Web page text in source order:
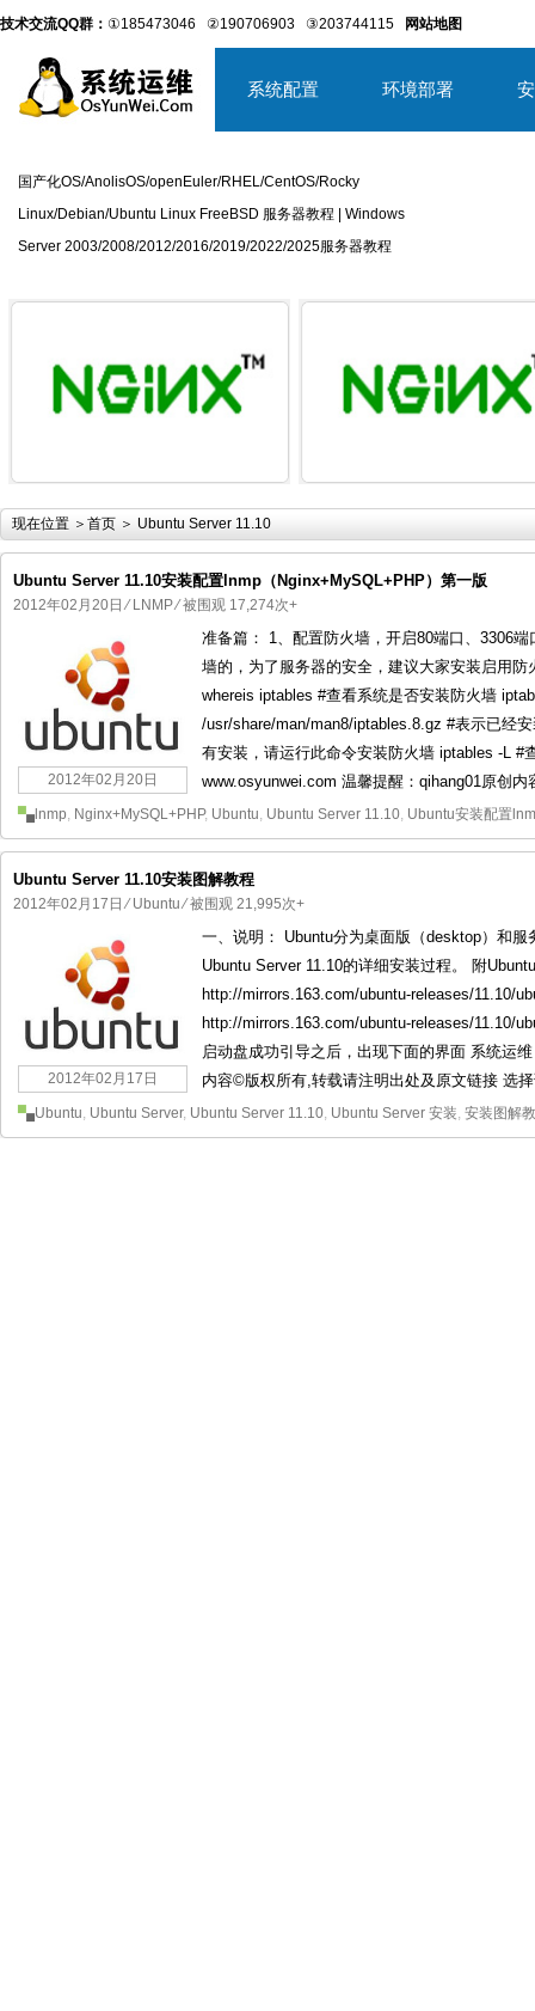
技术交流QQ群： ①185473046 ②190706903 ③203744115 网站地图
系统配置 环境部署
国产化OS/AnolisOS/openEuler/RHEL/CentOS/Rocky
Linux/Debian/Ubuntu Linux FreeBSD 服务器教程 | Windows
Server 2003/2008/2012/2016/2019/2022/2025服务器教程
国产化操作系统欧拉openEuler编
现在位置 ＞ 首页 ＞ Ubuntu Server 11.10
Ubuntu Server 11.10安装配置lnmp（Nginx+MySQL+PHP）第一版
2012年02月20日 ⁄ LNMP⁄ 被围观 17,274次+
2012年02月20日
准备篇： 1、配置防火墙，开启80端口、3306
墙的，为了服务器的安全，建议大家安装启用
whereis iptables #查看系统是否安装防火墙
/usr/share/man/man8/iptables.8.gz #表示已经
有安装，请运行此命令安装防火墙 iptables -L #
www.osyunwei.com 温馨提醒：qihang01原创内
lnmp, Nginx+MySQL+PHP, Ubuntu, Ubuntu Server 11.10, Ubuntu安装配置
Ubuntu Server 11.10安装图解教程
2012年02月17日 ⁄Ubuntu⁄ 被围观 21,995次+
2012年02月17日
一、说明： Ubuntu分为桌面版（desktop）和
Ubuntu Server 11.10的详细安装过程。 附
http://mirrors.163.com/ubuntu-releases/11.10/
http://mirrors.163.com/ubuntu-releases/11.10/
启动盘成功引导之后，出现下面的界面 系统运
内容©版权所有,转载请注明出处及原文链接 选
Ubuntu, Ubuntu Server, Ubuntu Server 11.10, Ubuntu Server 安装, 安装图解